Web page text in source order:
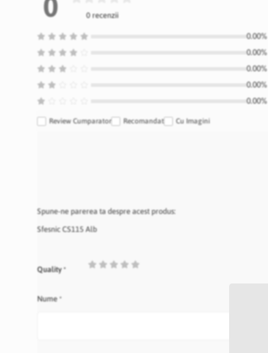
0 recenzii
Review Cumparator Recomandat Cu Imagini
Spune-ne parerea ta despre acest produs:
Sfesnic CS115 Alb
Quality
1
2
3
4
Nume